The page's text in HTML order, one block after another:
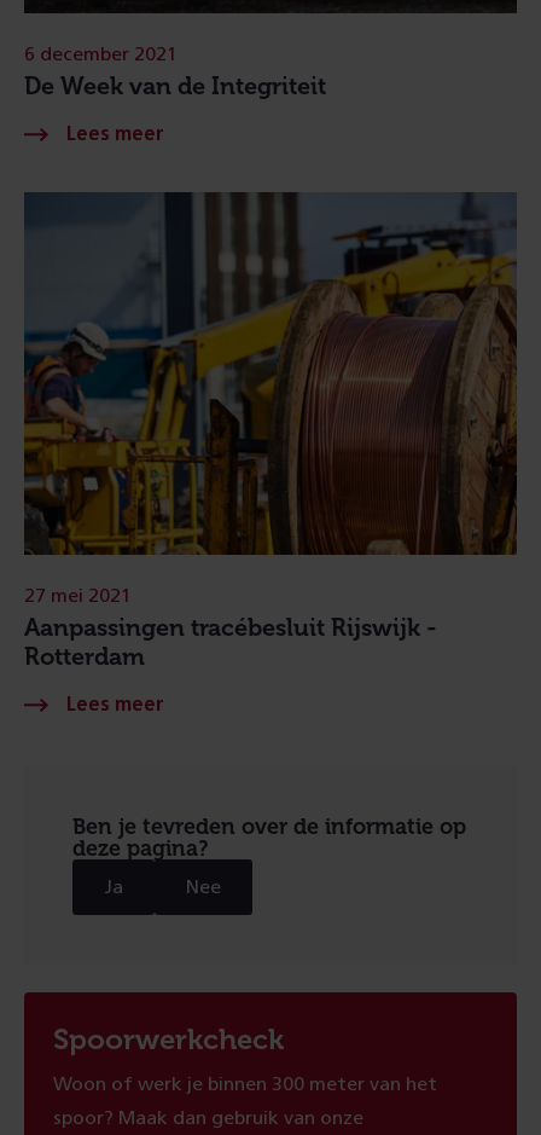
De Week van de Integriteit
6 december 2021
Aanpassingen tracébesluit Rijswijk -
Rotterdam
27 mei 2021
Ben je tevreden over de informatie op
deze pagina?
Ja Nee
Spoorwerkcheck
Woon of werk je binnen 300 meter van het
spoor? Maak dan gebruik van onze